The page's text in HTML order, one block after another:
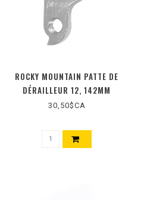
ROCKY MOUNTAIN PATTE DE
DÉRAILLEUR 12, 142MM
30,50$CA